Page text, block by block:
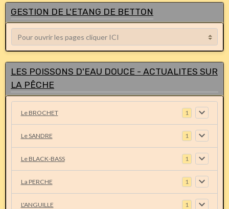
GESTION DE L'ETANG DE BETTON
LES POISSONS D'EAU DOUCE - ACTUALITES SUR
LA PÊCHE
Le BROCHET 1
Le SANDRE 1
Le BLACK-BASS 1
La PERCHE 1
L'ANGUILLE 1